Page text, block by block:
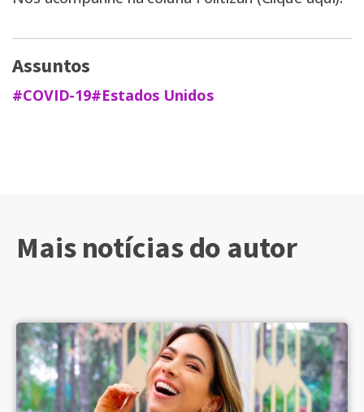
Assuntos
#COVID-19#Estados Unidos
Mais notícias do autor